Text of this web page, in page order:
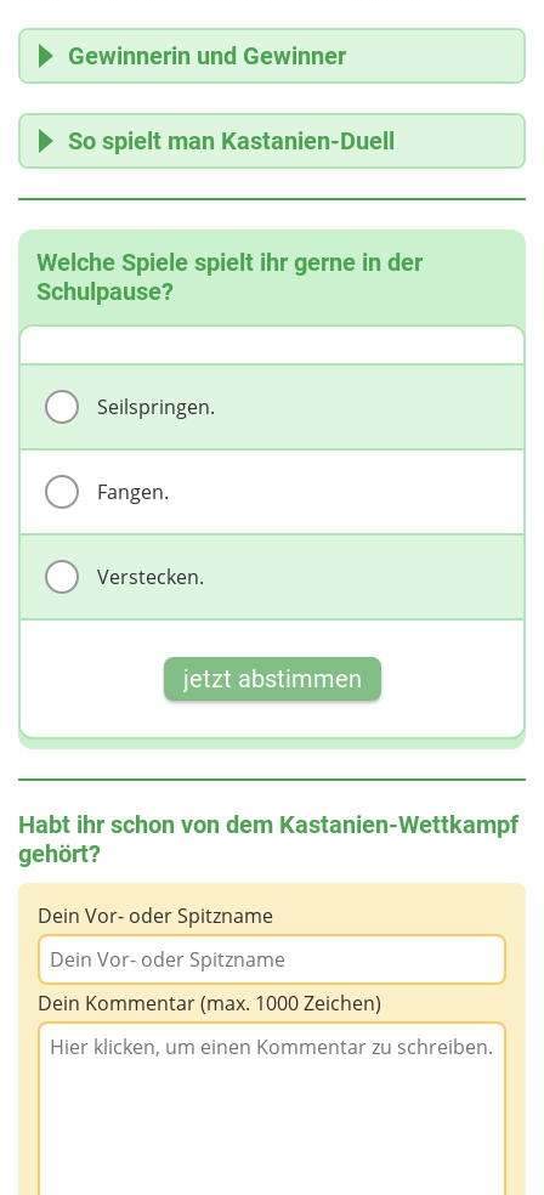
Gewinnerin und Gewinner
2024 gab es Aufregung: David Jakins (82) wurde
verdächtigt, mit einer Stahlkastanie betrogen zu
haben. Untersuchung: Alles fair – die Stahlkastanie
war nur ein Glücksbringer.
Kastanienkönigin, Matt Cross Kastanienkönig und
Weltmeister.
So spielt man Kastanien-Duell
Wer den Münzwurf gewinnt, darf wählen:
zuerst schlagen oder zuerst halten.
Zwischen den Spielern sind mindestens 20 cm.
Jede Person darf 3-mal schlagen.
Die Kastanie vom Gegner soll kaputtgehen.
Kastanie “außer Gefecht”.
Springen beide Kastanien gleichzeitig kaputt,
nehmen alle neue Kastanien.
Wird eine Kastanie getroffen, aber nicht kaputt,
darf sie neu aufgefädelt oder ersetzt werden. Der
Gegner darf auch eine neue Kastanie nehmen.
Wenn sich die Schnüre 3-mal verheddern, müssen
beide aufhören.
Ein Spiel dauert 5 Minuten. Danach schlagen beide
abwechselnd je einmal, bis einer trifft und der
Nach 9 Schlägen ohne Sieger entscheidet die
Hauptschiedsrichterin oder der
Welche Spiele spielt ihr gerne in der
Schulpause?
Seilspringen.
Fangen.
Verstecken.
jetzt abstimmen
Habt ihr schon von dem Kastanien-Wettkampf
gehört?
Dein Vor- oder Spitzname
Dein Kommentar (max. 1000 Zeichen)